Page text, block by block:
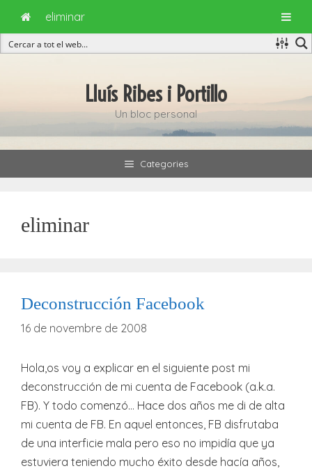
Lluís Ribes i Portillo
Un bloc personal
Categories
eliminar
Deconstrucción Facebook
16 de novembre de 2008
Hola,os voy a explicar en el siguiente post mi
deconstrucción de mi cuenta de Facebook (a.k.a.
FB). Y todo comenzó… Hace dos años me di de alta
mi cuenta de FB. En aquel entonces, FB disfrutaba
de una interficie mala pero eso no impidía que ya
estuviera teniendo mucho éxito desde hacía años,
eliminar